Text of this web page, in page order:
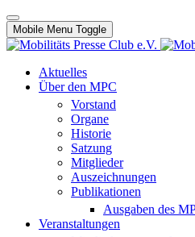
Mobile Menu Toggle
Aktuelles
Über den MPC
Vorstand
Organe
Historie
Satzung
Mitglieder
Auszeichnungen
Publikationen
Ausgaben des
Veranstaltungen